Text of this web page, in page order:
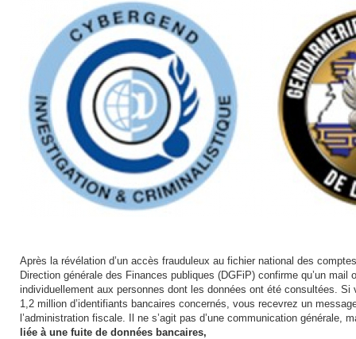
Après la révélation d’un accès frauduleux au fichier national des
Direction générale des Finances publiques (DGFiP) confirme qu’un mail
individuellement aux personnes dont les données ont été consultées. Si
1,2 million d’identifiants bancaires concernés, vous recevrez un
l’administration fiscale. Il ne s’agit pas d’une communication générale,
liée à une fuite de données bancaires,